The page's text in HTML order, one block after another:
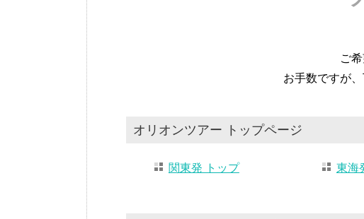
ご
お手数ですが
オリオンツアー トップページ
関東発 トップ 東海